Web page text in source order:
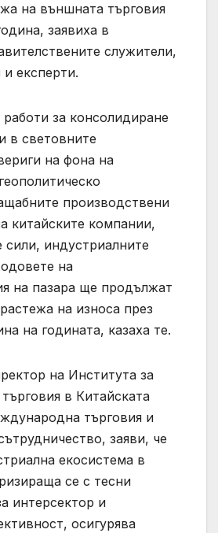
на външната търговия
заявиха в
служители,
експерти.
за консолидиране
в световните
на фона на
производствени
китайските компании,
индустриалните
на
на пазара ще продължат
на износа през
на годината, казаха те.
на Института за
в Китайската
търговия и
заяви, че
екосистема в
се с тесни
интерсектор и
осигурява